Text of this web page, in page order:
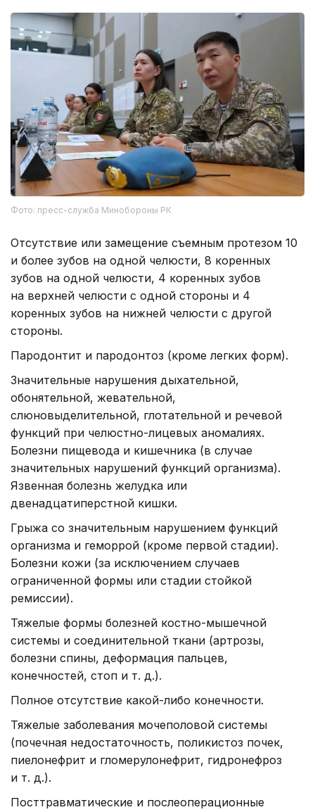
Фото: пресс-служба Минобороны РК
Отсутствие или замещение съемным протезом 10
и более зубов на одной челюсти, 8 коренных
зубов на одной челюсти, 4 коренных зубов
на верхней челюсти с одной стороны и 4
коренных зубов на нижней челюсти с другой
стороны.
Пародонтит и пародонтоз (кроме легких форм).
Значительные нарушения дыхательной,
обонятельной, жевательной,
слюновыделительной, глотательной и речевой
функций при челюстно-лицевых аномалиях.
Болезни пищевода и кишечника (в случае
значительных нарушений функций организма).
Язвенная болезнь желудка или
двенадцатиперстной кишки.
Грыжа со значительным нарушением функций
организма и геморрой (кроме первой стадии).
Болезни кожи (за исключением случаев
ограниченной формы или стадии стойкой
ремиссии).
Тяжелые формы болезней костно-мышечной
системы и соединительной ткани (артрозы,
болезни спины, деформация пальцев,
конечностей, стоп и т. д.).
Полное отсутствие какой-либо конечности.
Тяжелые заболевания мочеполовой системы
(почечная недостаточность, поликистоз почек,
пиелонефрит и гломерулонефрит, гидронефроз
и т. д.).
Посттравматические и послеоперационные